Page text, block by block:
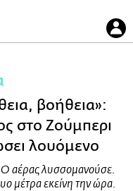
βοήθεια»:
στο Ζούμπερι
λουόμενο
αέρας λυσσομανούσε.
μέτρα εκείνη την ώρα.